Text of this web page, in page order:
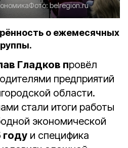
Фото: belregion.ru
о ежемесячных
Гладков провёл
предприятий
области.
стали итоги работы
экономической
году и специфика